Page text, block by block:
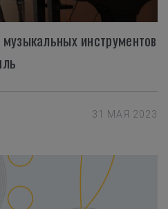
инструментов
31 МАЯ 2023